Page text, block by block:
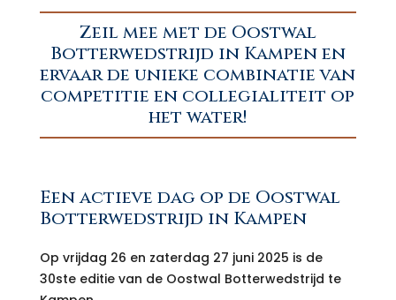
Zeil mee met de Oostwal
Botterwedstrijd in Kampen en
ervaar de unieke combinatie van
competitie en collegialiteit op
het water!
Een actieve dag op de Oostwal
Botterwedstrijd in Kampen
Op vrijdag 26 en zaterdag 27 juni 2025 is de
30ste editie van de Oostwal Botterwedstrijd te